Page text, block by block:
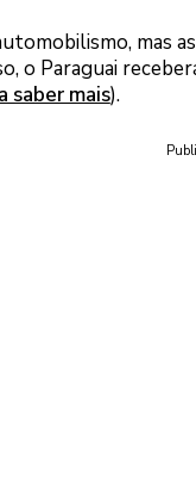
mas
o Paraguai
saber mais).